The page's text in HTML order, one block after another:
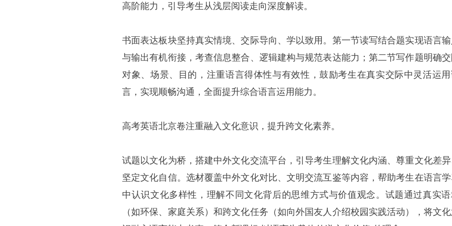
高阶能力，引导考生从浅层阅读走向深度解读。
书面表达板块坚持真实情境、交际导向、学以致用。第一节读写结合题实现语言输
与输出有机衔接，考查信息整合、逻辑建构与规范表达能力；第二节写作题明确
对象、场景、目的，注重语言得体性与有效性，鼓励考生在真实交际中灵活运
言，实现顺畅沟通，全面提升综合语言运用能力。
高考英语北京卷注重融入文化意识，提升跨文化素养。
试题以文化为桥，搭建中外文化交流平台，引导考生理解文化内涵、尊重文化差异
坚定文化自信。选材覆盖中外文化对比、文明交流互鉴等内容，帮助考生在语言学
中认识文化多样性，理解不同文化背后的思维方式与价值观念。试题通过真实
（如环保、家庭关系）和跨文化任务（如向外国友人介绍校园实践活动），将文